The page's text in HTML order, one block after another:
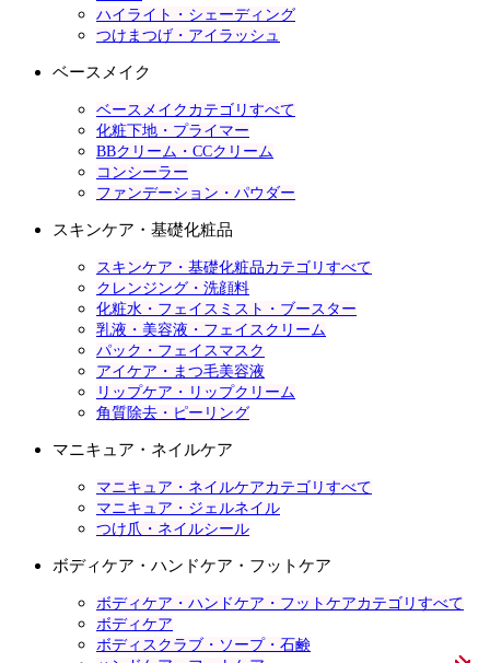
ハイライト・シェーディング
つけまつげ・アイラッシュ
ベースメイク
ベースメイクカテゴリすべて
化粧下地・プライマー
BBクリーム・CCクリーム
コンシーラー
ファンデーション・パウダー
スキンケア・基礎化粧品
スキンケア・基礎化粧品カテゴリすべて
クレンジング・洗顔料
化粧水・フェイスミスト・ブースター
乳液・美容液・フェイスクリーム
パック・フェイスマスク
アイケア・まつ毛美容液
リップケア・リップクリーム
角質除去・ピーリング
マニキュア・ネイルケア
マニキュア・ネイルケアカテゴリすべて
マニキュア・ジェルネイル
つけ爪・ネイルシール
ボディケア・ハンドケア・フットケア
ボディケア・ハンドケア・フットケアカテゴリすべて
ボディケア
ボディスクラブ・ソープ・石鹸